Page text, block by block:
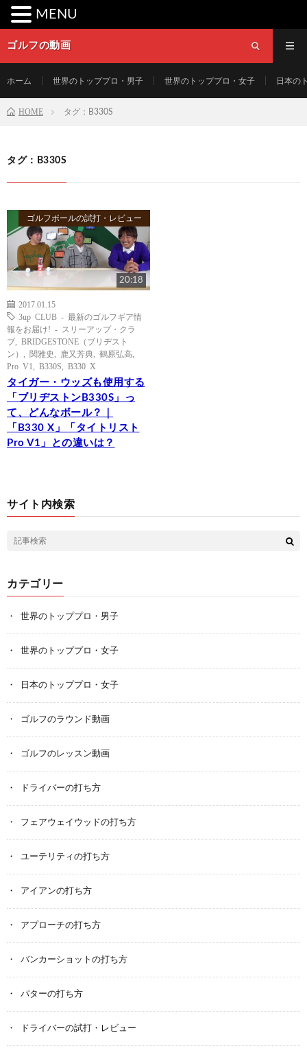
ゴルフの動画
ホーム 世界のトッププロ・男子 世界のトッププロ・女子 日本の
HOME タグ：B330S
タグ：B330S
ゴルフボールの試打・レビュー
20:18
2017.01.15
3up CLUB - 最新のゴルフギア情
報をお届け! - スリーアップ・クラ
ブ
BRIDGESTONE（ブリヂスト
ン）
関雅史 鹿又芳典 鶴原弘高
Pro V1
B330S B330 X
タイガー・ウッズも使用する
「ブリヂストンB330S」っ
て、どんなボール？｜
「B330 X」「タイトリスト
Pro V1」との違いは？
サイト内検索
カテゴリー
世界のトッププロ・男子
世界のトッププロ・女子
日本のトッププロ・女子
ゴルフのラウンド動画
ゴルフのレッスン動画
ドライバーの打ち方
フェアウェイウッドの打ち方
ユーテリティの打ち方
アイアンの打ち方
アプローチの打ち方
バンカーショットの打ち方
パターの打ち方
ドライバーの試打・レビュー
MENU